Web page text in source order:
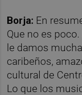
Borja: En
Que no es poco.
le damos
caribeños,
cultural de
Lo que los